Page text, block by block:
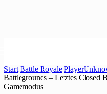
Start Battle Royale
Battlegrounds – Letztes Closed
Gamemodus